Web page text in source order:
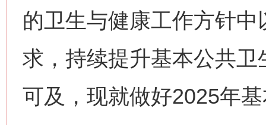
的卫生与健康工作方针
求，持续提升基本公共
可及，现就做好2025年